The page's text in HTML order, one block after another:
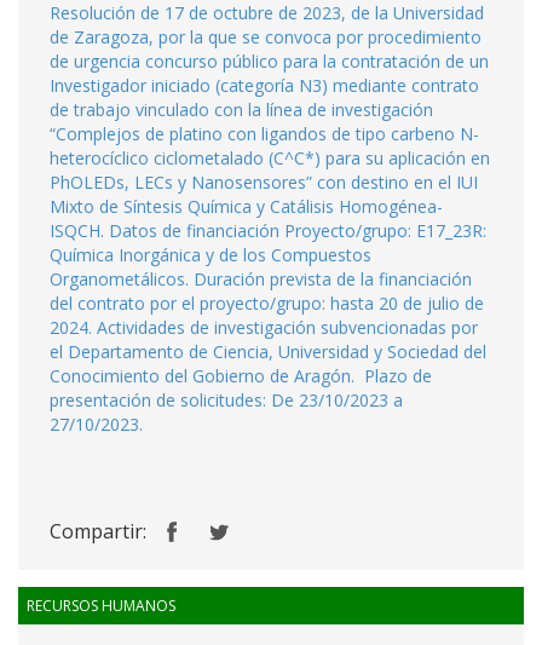
Resolución de 17 de octubre de 2023, de la Universidad
de Zaragoza, por la que se convoca por procedimiento
de urgencia concurso público para la contratación de un
Investigador iniciado (categoría N3) mediante contrato
de trabajo vinculado con la línea de investigación
“Complejos de platino con ligandos de tipo carbeno N-
heterocíclico ciclometalado (C^C*) para su aplicación en
PhOLEDs, LECs y Nanosensores” con destino en el IUI
Mixto de Síntesis Química y Catálisis Homogénea-
ISQCH. Datos de financiación Proyecto/grupo: E17_23R:
Química Inorgánica y de los Compuestos
Organometálicos. Duración prevista de la financiación
del contrato por el proyecto/grupo: hasta 20 de julio de
2024. Actividades de investigación subvencionadas por
el Departamento de Ciencia, Universidad y Sociedad del
Conocimiento del Gobierno de Aragón. Plazo de
presentación de solicitudes: De 23/10/2023 a
27/10/2023.
Compartir:
RECURSOS HUMANOS